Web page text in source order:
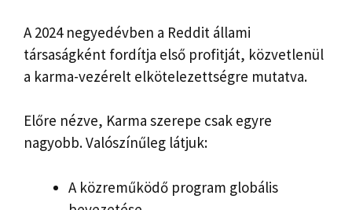
A 2024 negyedévben a Reddit állami
társaságként fordítja első profitját, közvetlenül
a karma-vezérelt elkötelezettségre mutatva.
Előre nézve, Karma szerepe csak egyre
nagyobb. Valószínűleg látjuk:
A közreműködő program globális